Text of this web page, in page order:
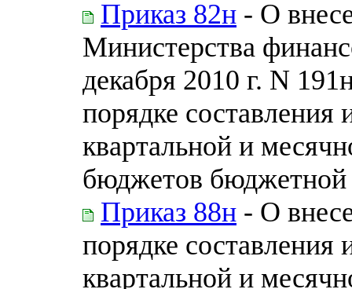
Приказ 82н - О
Министерства
декабря 2010 г. N
порядке составления
квартальной и
бюджетов бюджетной
Приказ 88н - О
порядке составления
квартальной и